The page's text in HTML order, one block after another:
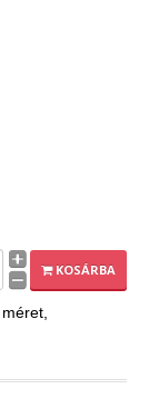
KOSÁRBA